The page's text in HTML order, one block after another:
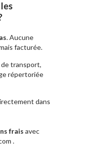
. Aucune
facturée.
transport,
répertoriée
dans
frais avec
.